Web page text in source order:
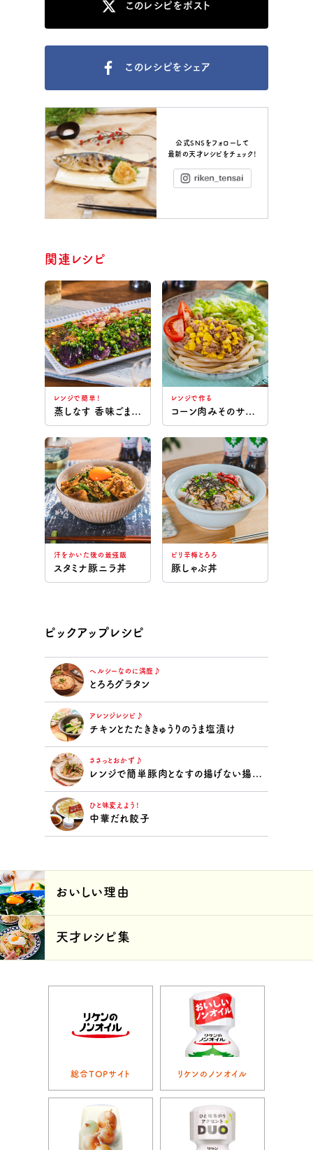
このレシピをポスト
このレシピをシェア
公式SNSをフォローして
最新の天才レシピをチェック！
関連レシピ
レンジで簡単！
蒸しなす 香味ごまだれ
レンジで作る
コーン肉みそのサラダうどん
汗をかいた後の最強飯
スタミナ豚ニラ丼
ピリ辛梅とろろ
豚しゃぶ丼
ピックアップレシピ
ヘルシーなのに満腹♪
とろろグラタン
アレンジレシピ♪
チキンとたたききゅうりのうま塩漬け
ささっとおかず♪
レンジで簡単豚肉となすの揚げない揚げ浸し
ひと味変えよう！
中華だれ餃子
おいしい理由
天才レシピ集
総合TOPサイト リケンのノンオイル